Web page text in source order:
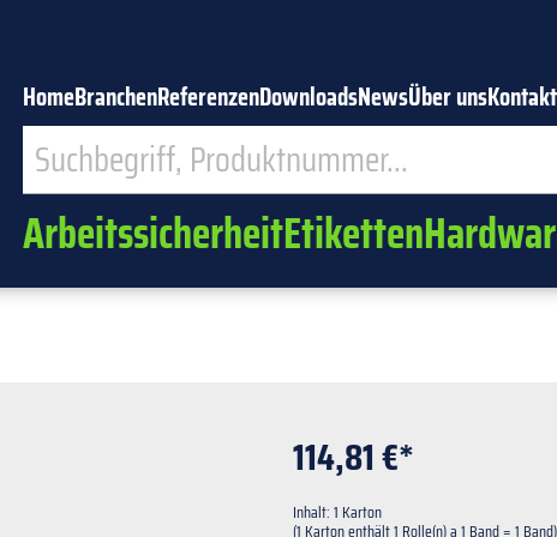
HomeBranchenReferenzenDownloadsNewsÜber unsKontakt
ArbeitssicherheitEtiketten
114,81 €*
Inhalt:1 Karton
(1 Karton enthält 1 Rolle(n) a 1 Band = 1 Band)